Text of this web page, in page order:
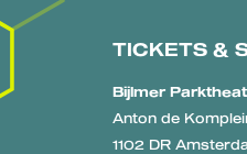
TICKETS &
Bijlmer
Anton de
1102 DR